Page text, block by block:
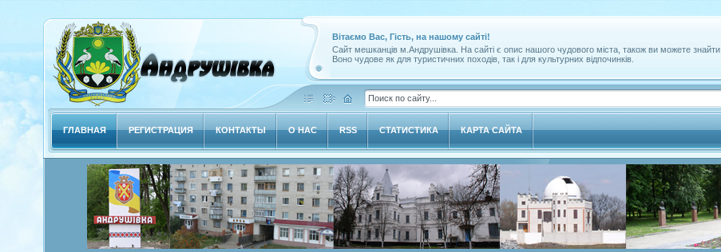
Вітаємо Вас, Гість, на нашому сайті!
Сайт мешканців м.Андрушівка. На сайті є опис нашого чудового міста, також ви можете знайти
Воно чудове як для туристичних походів, так і для культурних відпочинків.
ГЛАВНАЯ РЕГИСТРАЦИЯ КОНТАКТЫ О НАС RSS СТАТИСТИКА КАРТА САЙТА